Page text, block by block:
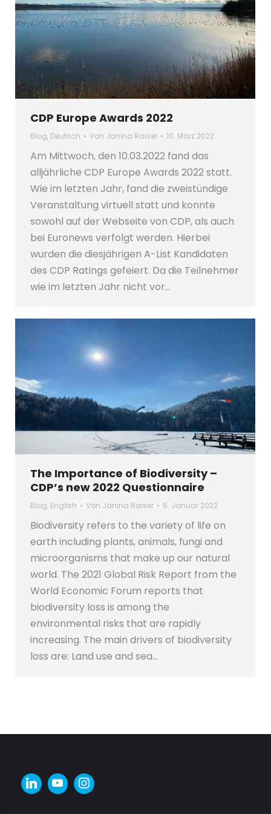
CDP Europe Awards 2022
Blog, Deutsch Von Janina Raiser 10. März 2022
Am Mittwoch, den 10.03.2022 fand das
alljährliche CDP Europe Awards 2022 statt.
Wie im letzten Jahr, fand die zweistündige
Veranstaltung virtuell statt und konnte
sowohl auf der Webseite von CDP, als auch
bei Euronews verfolgt werden. Hierbei
wurden die diesjährigen A-List Kandidaten
des CDP Ratings gefeiert. Da die Teilnehmer
wie im letzten Jahr nicht vor…
The Importance of Biodiversity –
CDP’s new 2022 Questionnaire
Blog, English Von Janina Raiser 5. Januar 2022
Biodiversity refers to the variety of life on
earth including plants, animals, fungi and
microorganisms that make up our natural
world. The 2021 Global Risk Report from the
World Economic Forum reports that
biodiversity loss is among the
environmental risks that are rapidly
increasing. The main drivers of biodiversity
loss are: Land use and sea…